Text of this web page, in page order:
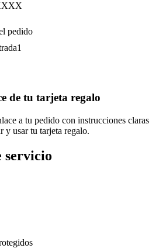
pedido
1
de tu tarjeta regalo
a tu pedido con instrucciones claras
y usar tu tarjeta regalo.
servicio